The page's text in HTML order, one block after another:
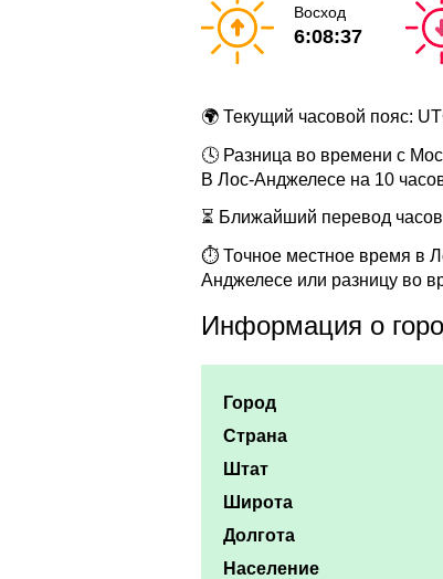
Восход
6:08:37
🌍 Текущий часовой пояс:
🕓 Разница во времени с
В Лос-Анджелесе на 10
⏳ Ближайший перевод
⏱ Точное местное время в
Анджелесе или разницу во
Информация о
Город
Страна
Штат
Широта
Долгота
Население